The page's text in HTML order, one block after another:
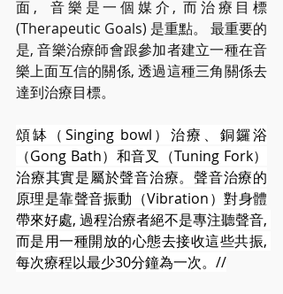
面,  音樂是一個媒介, 而治療目標
(Therapeutic Goals) 是重點。 最重要的
是, 音樂治療師會跟參加者建立一種在音
樂上面互信的關係, 透過這種三角關係去
達到治療目標。
頌缽（Singing bowl）治療、銅鑼浴
（Gong Bath）和音叉（Tuning Fork）
治療其實是屬於聲音治療。聲音治療的
原理是靠聲音振動（Vibration）對身體
帶來好處, 過程治療者絕不是專注聽聲音,
而是用一種開放的心態去接收這些共振,
每次療程以最少30分鐘為一次。//